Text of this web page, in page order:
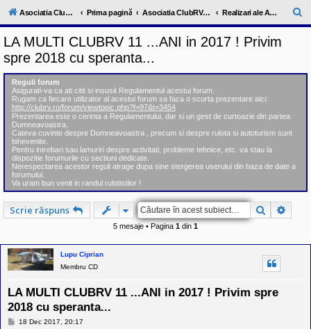
l
u
c
m
u
n
i
t
a
t
e
a
p
o
s
s
o
l
o
r
r
u
l
o
Asociatia ClubRV-RO Prima pagină Asociatia ClubRV-RO Realizari ale Asociatiei
ă
LA MULTI CLUBRV 11 ...ANI in 2017 ! Privim
spre 2018 cu speranta...
Reguli forum
Asigurati-va ca ati citit si insusit Regulamentul acestui forum.
Rugam ca fiecare utilizator al acestui forum sa faca o scurta prezentare aici:
http://clubrv.ro/forum/viewtopic.php?f=97&t=3454
Prezentarea este o cerinta a Regulamentului, dar si un gest de curtoazie din partea
Dumneavoastra.
Cateva cuvinte despre Dumneavoastra , precum si despre rulota si autoturism sunt
binevenite.
Pentru intrebari sau lamuriri despre activitati, probleme tehnice, etc. va stau la
dispozitie forumurile cu sectiuni dedicate.
Nerespectarea acestor reguli atrage dupa sine stergerea userului din baza de date a
forumului.
Va uram bun venit in randul rulotistilor !
Scrie răspuns Căutare
5 mesaje • Pagina 1 din 1
Lupu Ciprian
Membru CD
LA MULTI CLUBRV 11 ...ANI in 2017 ! Privim spre
2018 cu speranta...
M18 Dec 2017, 20:17